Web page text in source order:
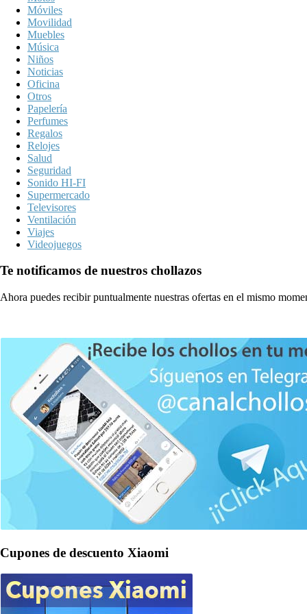
Móviles
Movilidad
Muebles
Música
Niños
Noticias
Oficina
Otros
Papelería
Perfumes
Regalos
Relojes
Salud
Seguridad
Sonido HI-FI
Supermercado
Televisores
Ventilación
Viajes
Videojuegos
Te notificamos de nuestros chollazos
Ahora puedes recibir puntualmente nuestras ofertas en el mismo
Cupones de descuento Xiaomi